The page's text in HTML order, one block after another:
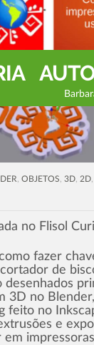
OBJETOS 3D 2D
no Flisol
fazer
de
desenhados
3D no
feito no
e